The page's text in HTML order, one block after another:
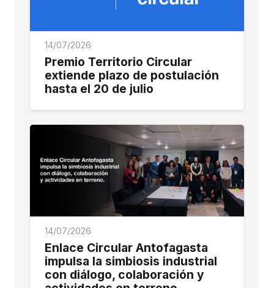
14/07/2026
Premio Territorio Circular
extiende plazo de postulación
hasta el 20 de julio
14/07/2026
Enlace Circular Antofagasta
impulsa la simbiosis industrial
con diálogo, colaboración y